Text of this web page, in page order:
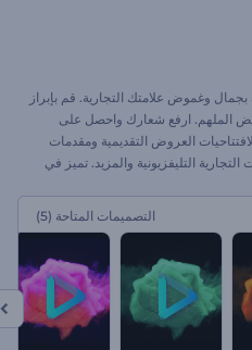
وغموض علامتك التجارية. قم بإبراز
الملهم. ارفع شعارك واحصل على
العروض التقديمية ومقدمات
التليفزيونية والمزيد. تميز في
التصميمات المتاحة (5)